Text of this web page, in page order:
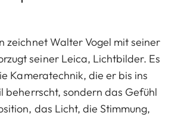
zeichnet Walter Vogel mit seiner
seiner Leica, Lichtbilder. Es
Kameratechnik, die er bis ins
beherrscht, sondern das Gefühl
das Licht, die Stimmung,